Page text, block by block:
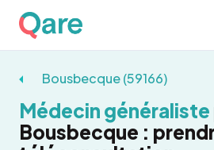
Bousbecque (59166)
Médecin généraliste
Bousbecque :